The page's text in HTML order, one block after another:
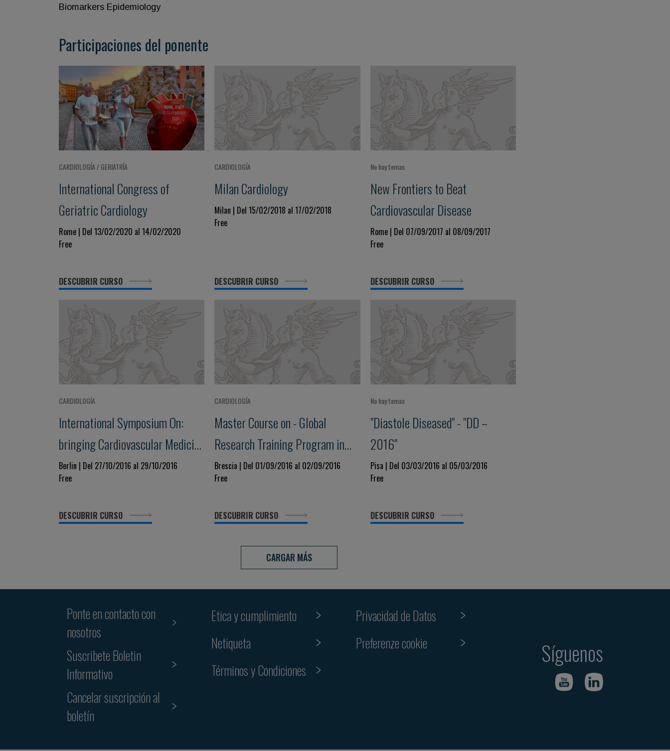
Biomarkers Epidemiology
Participaciones del ponente
CARDIOLOGÍA / GERIATRÍA
International Congress of
Geriatric Cardiology
Rome | Del 13/02/2020 al 14/02/2020
Free
DESCUBRIR CURSO
CARDIOLOGÍA
Milan Cardiology
Milan | Del 15/02/2018 al 17/02/2018
Free
DESCUBRIR CURSO
No hay temas
New Frontiers to Beat
Cardiovascular Disease
Rome | Del 07/09/2017 al 08/09/2017
Free
DESCUBRIR CURSO
CARDIOLOGÍA
International Symposium On:
bringing Cardiovascular Medicine
Center - Stage:new Trends Today
And Tomorrow
Berlin | Del 27/10/2016 al 29/10/2016
Free
DESCUBRIR CURSO
CARDIOLOGÍA
Master Course on - Global
Research Training Program in
Drug Development for Heart
Failure
Brescia | Del 01/09/2016 al 02/09/2016
Free
DESCUBRIR CURSO
No hay temas
"Diastole Diseased" - "DD –
2016"
Pisa | Del 03/03/2016 al 05/03/2016
Free
DESCUBRIR CURSO
CARGAR MÁS
Ponte en contacto con
nosotros
Suscribete Boletin
Informativo
Cancelar suscripción al
boletín
Etica y cumplimiento
Netiqueta
Términos y Condiciones
Privacidad de Datos
Preferenze cookie
Síguenos